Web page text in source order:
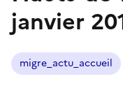
janvier
migre_actu_accueil